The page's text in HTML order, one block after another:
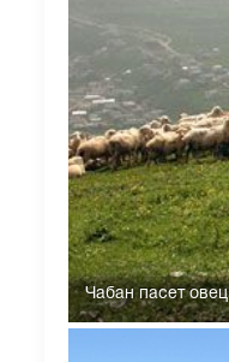
Чабан пасет овец